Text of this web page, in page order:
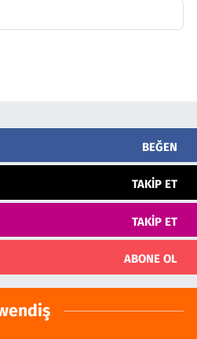
BEĞEN
TAKIP ET
TAKIP ET
ABONE OL